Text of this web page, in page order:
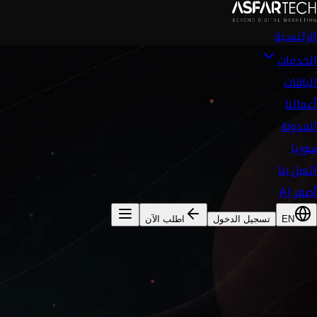
الرئيسية
الخدمات
الباقات
أعمالنا
المدونة
سوريا
اتصل بنا
أصفر AI
EN تسجيل الدخول اطلب الآن